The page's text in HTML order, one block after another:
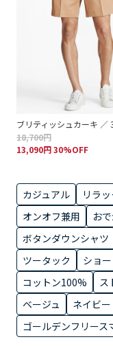
ブリティッシュカーキ ／
18,700円
13,090円 30%OFF
カジュアル リラ
オンオフ兼用
お
ボタンダウンシャツ
ツータック
ショ
コットン100%
ス
ベージュ
ネイビー
ゴールデンフリース